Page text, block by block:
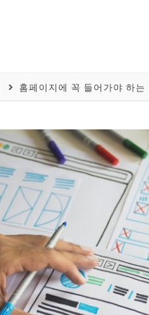
홈페이지에 꼭 들어가야 하는